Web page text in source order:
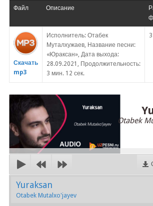
Файл Описание
Скачать
mp3
Исполнитель: Отабек
Муталхужаев, Название песни:
«Юраксан», Дата выхода:
28.09.2021, Продолжительность:
3 мин. 12 сек.
Otabek
Yuraksan
Otabek Mutalxo'jayev